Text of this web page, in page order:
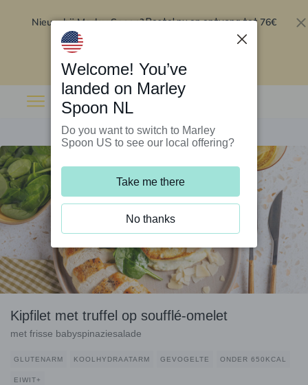
Nieuw bij Marley Spoon?Bestel nu en ontvang tot 76€
Kipfilet met truffel op soufflé-omelet
met frisse babyspinaziesalade
GLUTENARM KOOLHYDRAATARM GEVOGELTE ONDER 650KCAL
EIWIT+
Welcome! You’ve
landed on Marley
Spoon NL
Do you want to switch to Marley
Spoon US to see our local offering?
Take me there
No thanks